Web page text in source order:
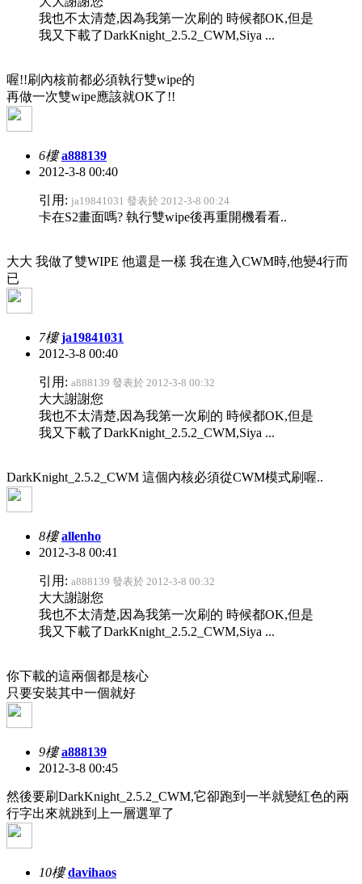
我也不太清楚,因為我第一次刷的 時候都OK,但是
我又下載了DarkKnight_2.5.2_CWM,Siya ...
喔!!刷內核前都必須執行雙wipe的
再做一次雙wipe應該就OK了!!
6樓 a888139
2012-3-8 00:40
引用: ja19841031 發表於 2012-3-8 00:24
卡在S2畫面嗎? 執行雙wipe後再重開機看看..
大大 我做了雙WIPE 他還是一樣 我在進入CWM時,他變4行而
已
7樓 ja19841031
2012-3-8 00:40
引用: a888139 發表於 2012-3-8 00:32
大大謝謝您
我也不太清楚,因為我第一次刷的 時候都OK,但是
我又下載了DarkKnight_2.5.2_CWM,Siya ...
DarkKnight_2.5.2_CWM 這個內核必須從CWM模式刷喔..
8樓 allenho
2012-3-8 00:41
引用: a888139 發表於 2012-3-8 00:32
大大謝謝您
我也不太清楚,因為我第一次刷的 時候都OK,但是
我又下載了DarkKnight_2.5.2_CWM,Siya ...
你下載的這兩個都是核心
只要安裝其中一個就好
9樓 a888139
2012-3-8 00:45
然後要刷DarkKnight_2.5.2_CWM,它卻跑到一半就變紅色的兩
行字出來就跳到上一層選單了
10樓 davihaos